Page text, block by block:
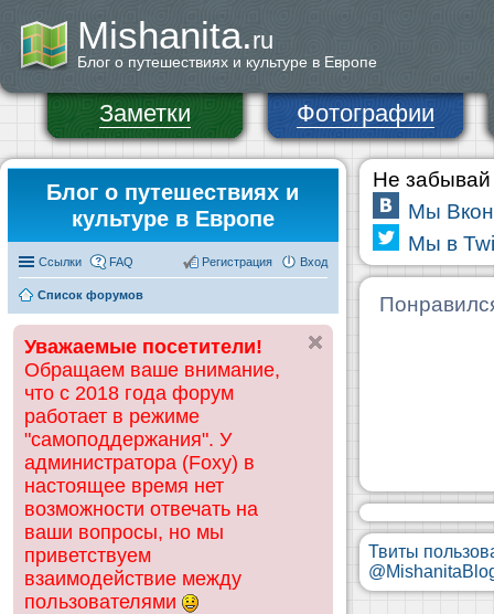
Mishanita.ru
Блог о путешествиях и культуре в Европе
Заметки Фотографии
Блог о путешествиях и
культуре в Европе
Ссылки FAQ Вход
Регистрация
Список форумов
Уважаемые посетители!
Обращаем ваше внимание,
что с 2018 года форум
работает в режиме
"самоподдержания". У
администратора (Foxy) в
настоящее время нет
возможности отвечать на
ваши вопросы, но мы
приветствуем
взаимодействие между
пользователями
Не забывай
Мы
Мы в
Твиты